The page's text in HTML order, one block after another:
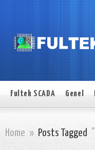
Fultek SCADA Genel
Home » Posts Tagged